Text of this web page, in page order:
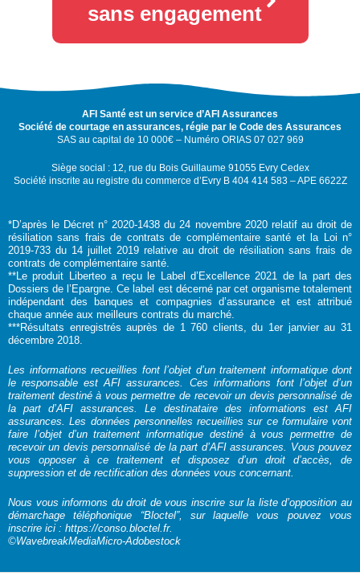
sans engagement
AFI Santé est un service d’AFI Assurances
Société de courtage en assurances, régie par le Code des Assurances
SAS au capital de 10 000€ – Numéro ORIAS 07 027 969
Siège social : 12, rue du Bois Guillaume 91055 Evry Cedex
Société inscrite au registre du commerce d’Evry B 404 414 583 – APE 6622Z
*D’après le Décret n° 2020-1438 du 24 novembre 2020 relatif au droit de
résiliation sans frais de contrats de complémentaire santé et la Loi n°
2019-733 du 14 juillet 2019 relative au droit de résiliation sans frais de
contrats de complémentaire santé.
**Le produit Liberteo a reçu le Label d’Excellence 2021 de la part des
Dossiers de l’Epargne. Ce label est décerné par cet organisme totalement
indépendant des banques et compagnies d’assurance et est attribué
chaque année aux meilleurs contrats du marché.
***Résultats enregistrés auprès de 1 760 clients, du 1er janvier au 31
décembre 2018.
Les informations recueillies font l’objet d’un traitement informatique dont
le responsable est AFI assurances. Ces informations font l’objet d’un
traitement destiné à vous permettre de recevoir un devis personnalisé de
la part d’AFI assurances. Le destinataire des informations est AFI
assurances. Les données personnelles recueillies sur ce formulaire vont
faire l’objet d’un traitement informatique destiné à vous permettre de
recevoir un devis personnalisé de la part d’AFI assurances. Vous pouvez
vous opposer à ce traitement et disposez d’un droit d’accès, de
suppression et de rectification des données vous concernant.
Nous vous informons du droit de vous inscrire sur la liste d’opposition au
démarchage téléphonique “Bloctel”, sur laquelle vous pouvez vous
inscrire ici : https://conso.bloctel.fr.
©WavebreakMediaMicro-Adobestock